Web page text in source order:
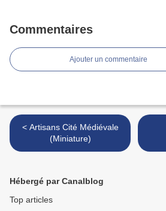
Commentaires
Ajouter un commentaire
< Artisans Cité Médiévale
(Miniature)
Hébergé par Canalblog
Top articles